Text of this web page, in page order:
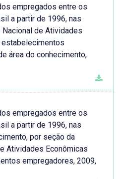
empregados entre os
a partir de 1996, nas
de Atividades
estabelecimentos
área do conhecimento,
empregados entre os
a partir de 1996, nas
por seção da
Atividades Econômicas
empregadores, 2009,